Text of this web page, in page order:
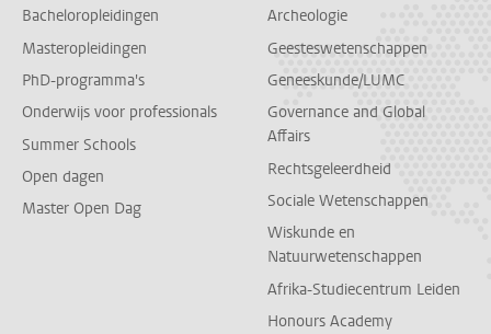
Bacheloropleidingen
Masteropleidingen
PhD-programma's
Onderwijs voor professionals
Summer Schools
Open dagen
Master Open Dag
Archeologie
Geesteswetenschappen
Geneeskunde/LUMC
Governance and Global
Affairs
Rechtsgeleerdheid
Sociale Wetenschappen
Wiskunde en
Natuurwetenschappen
Afrika-Studiecentrum Leiden
Honours Academy